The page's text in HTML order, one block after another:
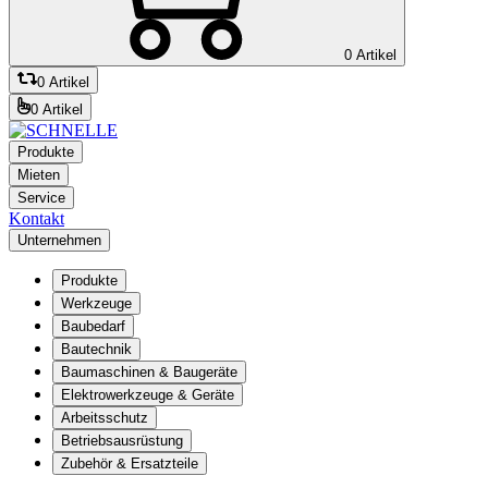
0 Artikel
0 Artikel
0 Artikel
Produkte
Mieten
Service
Kontakt
Unternehmen
Produkte
Werkzeuge
Baubedarf
Bautechnik
Baumaschinen & Baugeräte
Elektrowerkzeuge & Geräte
Arbeitsschutz
Betriebsausrüstung
Zubehör & Ersatzteile